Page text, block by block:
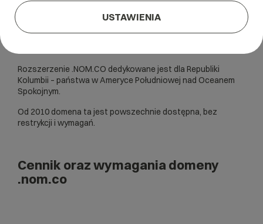
Rozszerzenie .NOM.CO dedykowane jest dla Republiki
Kolumbii – państwa w Ameryce Południowej nad Oceanem
Spokojnym.
Od 2010 domena ta jest powszechnie dostępna, bez
restrykcji i wymagań.
Cennik oraz wymagania domeny
.nom.co
USTAWIENIA